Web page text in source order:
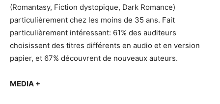
(Romantasy, Fiction dystopique, Dark Romance)
particulièrement chez les moins de 35 ans. Fait
particulièrement intéressant: 61% des auditeurs
choisissent des titres différents en audio et en version
papier, et 67% découvrent de nouveaux auteurs.
MEDIA +